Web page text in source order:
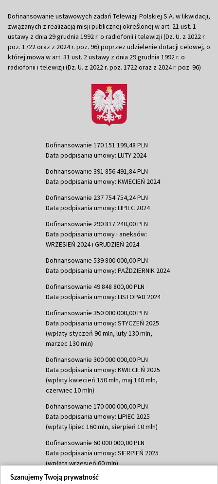
Dofinansowanie ustawowych zadań Telewizji Polskiej S.A. w likwidacji,
związanych z realizacją misji publicznej określonej w art. 21 ust. 1
ustawy z dnia 29 grudnia 1992 r. o radiofonii i telewizji (Dz. U. z 2022 r.
poz. 1722 oraz z 2024 r. poz. 96) poprzez udzielenie dotacji celowej, o
której mowa w art. 31 ust. 2 ustawy z dnia 29 grudnia 1992 r. o
radiofonii i telewizji (Dz. U. z 2022 r. poz. 1722 oraz z 2024 r. poz. 96)
Dofinansowanie 170 151 199,48 PLN
Data podpisania umowy: LUTY 2024
Dofinansowanie 391 856 491,84 PLN
Data podpisania umowy: KWIECIEŃ 2024
Dofinansowanie 237 754 754,24 PLN
Data podpisania umowy: LIPIEC 2024
Dofinansowanie 290 817 240,00 PLN
Data podpisania umowy i aneksów:
WRZESIEŃ 2024 i GRUDZIEŃ 2024
Dofinansowanie 539 800 000,00 PLN
Data podpisania umowy: PAŹDZIERNIK 2024
Dofinansowanie 49 848 800,00 PLN
Data podpisania umowy: LISTOPAD 2024
Dofinansowanie 350 000 000,00 PLN
Data podpisania umowy: STYCZEŃ 2025
(wpłaty styczeń 90 mln, luty 130 mln,
marzec 130 mln)
Dofinansowanie 300 000 000,00 PLN
Data podpisania umowy: KWIECIEŃ 2025
(wpłaty kwiecień 150 mln, maj 140 mln,
czerwiec 10 mln)
Dofinansowanie 170 000 000,00 PLN
Data podpisania umowy: LIPIEC 2025
(wpłaty lipiec 160 mln, sierpień 10 mln)
Dofinansowanie 60 000 000,00 PLN
Data podpisania umowy: SIERPIEŃ 2025
(wpłata wrzesień 60 mln)
Dofinansowanie 635 783 051,21 PLN
Szanujemy Twoją prywatność